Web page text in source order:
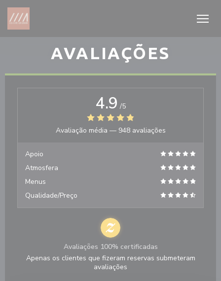
Painel de Gerenciamento de Cookies
AVALIAÇÕES
4.9 /5
Avaliação média — 948 avaliações
Apoio
Atmosfera
Menus
Qualidade/Preço
Avaliações 100% certificadas
Apenas os clientes que fizeram reservas submeteram
avaliações